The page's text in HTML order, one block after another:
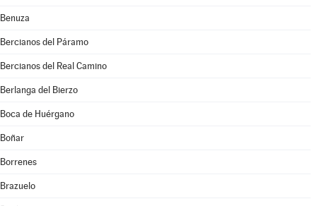
Benuza
Bercianos del Páramo
Bercianos del Real Camino
Berlanga del Bierzo
Boca de Huérgano
Boñar
Borrenes
Brazuelo